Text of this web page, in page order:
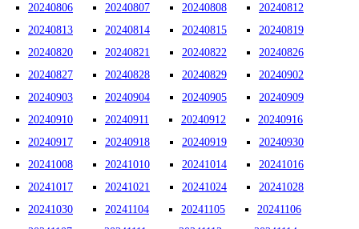
20240806
20240807 20240808
20240812
20240813
20240814 20240815
20240819
20240820
20240821 20240822
20240826
20240827
20240828 20240829
20240902
20240903
20240904 20240905
20240909
20240910
20240911 20240912
20240916
20240917
20240918 20240919
20240930
20241008
20241010 20241014
20241016
20241017
20241021 20241024
20241028
20241030
20241104 20241105
20241106